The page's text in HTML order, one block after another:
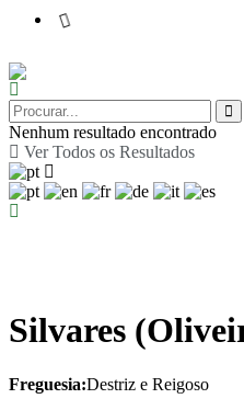
Nenhum resultado encontrado
Ver Todos os Resultados
Silvares
Freguesia:Destriz e Reigoso